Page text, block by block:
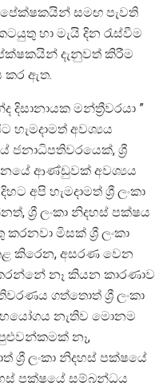
සමඟ පැවති
හා මැයි දින රැස්වීම
දැනුවත් කිරීම
කර ඇත.
දිසානායක මන්ත්‍රීවරයා ”
හැමදාමත් අවශ්‍යය
ජනාධිපතිවරයෙක්, ශ්‍රී
ආණ්ඩුවක් අවශ්‍යය
අපි හැමදාමත් ශ්‍රී ලංකා
ශ්‍රී ලංකා නිදහස් පක්ෂය
මිසක් ශ්‍රී ලංකා
කිරෙන, අසරණ වෙන
නෑ කියන කාරණාව
ගත්තොත් ශ්‍රී ලංකා
නැතිව මොනම
නෑ,
ලංකා නිදහස් පක්ෂයේ
පක්ෂයේ සම්බන්ධය